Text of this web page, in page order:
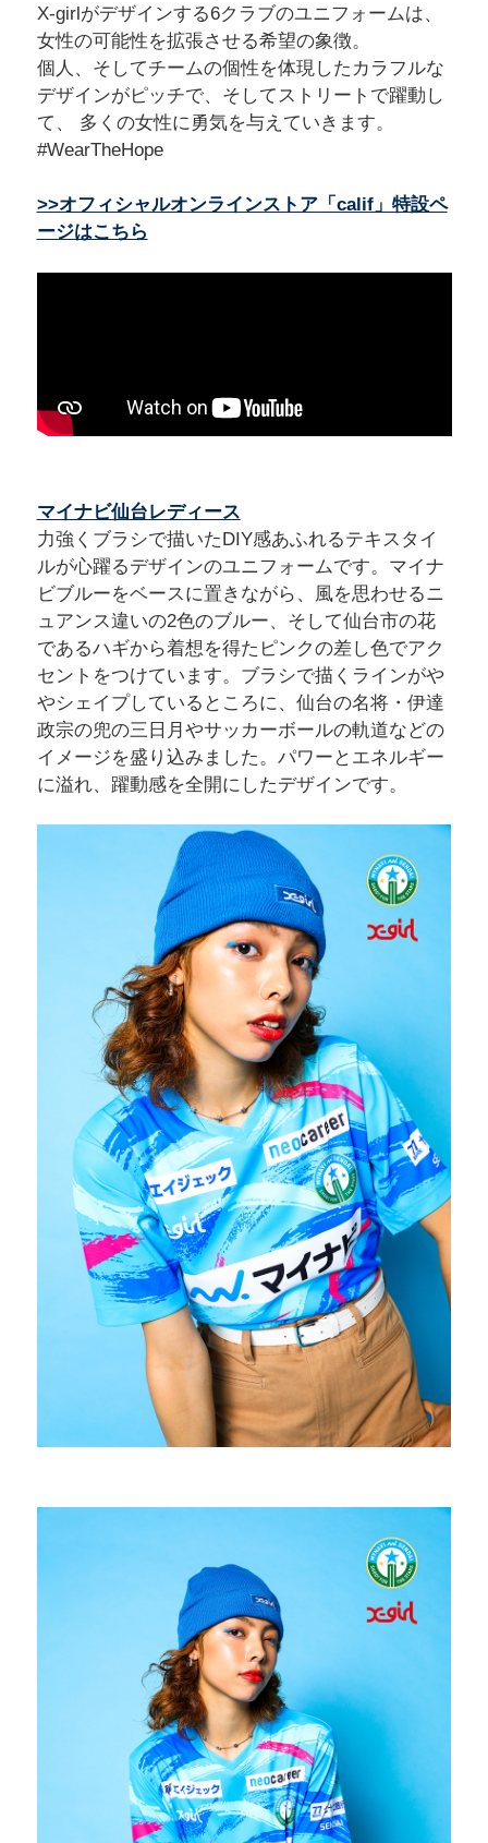
X-girlがデザインする6クラブのユニフォームは、
女性の可能性を拡張させる希望の象徴。
個人、そしてチームの個性を体現したカラフルな
デザインがピッチで、そしてストリートで躍動し
て、 多くの女性に勇気を与えていきます。
#WearTheHope
>>オフィシャルオンラインストア「calif」特設ペ
ージはこちら
マイナビ仙台レディース
力強くブラシで描いたDIY感あふれるテキスタイ
ルが心躍るデザインのユニフォームです。マイナ
ビブルーをベースに置きながら、風を思わせるニ
ュアンス違いの2色のブルー、そして仙台市の花
であるハギから着想を得たピンクの差し色でアク
セントをつけています。ブラシで描くラインがや
やシェイプしているところに、仙台の名将・伊達
政宗の兜の三日月やサッカーボールの軌道などの
イメージを盛り込みました。パワーとエネルギー
に溢れ、躍動感を全開にしたデザインです。